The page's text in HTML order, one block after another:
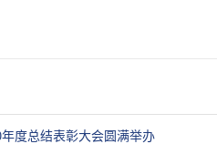
度总结表彰大会圆满举办